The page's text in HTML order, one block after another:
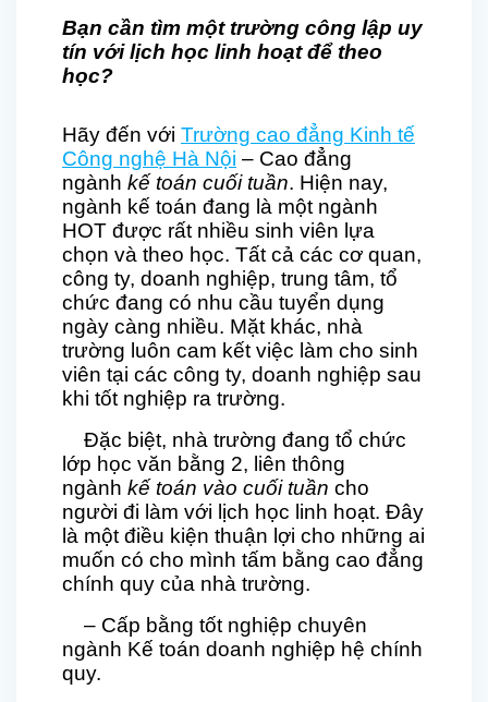
Bạn cần tìm một trường công lập uy
tín với lịch học linh hoạt đểtheo
học?
Hãy đến với Trường cao đẳng Kinh tế
Công nghệ Hà Nội – Cao đẳng
ngành kế toán cuối tuần. Hiện nay,
ngành kế toán đang là một ngành
HOT được rất nhiều sinh viên lựa
chọn và theo học. Tất cả các cơ quan,
công ty, doanh nghiệp, trung tâm, tổ
chức đang có nhu cầu tuyển dụng
ngày càng nhiều. Mặt khác, nhà
trường luôn cam kết việc làm cho sinh
viên tại các công ty, doanh nghiệp sau
khi tốt nghiệp ra trường.
Đặc biệt, nhà trường đang tổ chức
lớp học văn bằng 2, liên thông
ngành kế toán vào cuối tuần cho
người đi làm với lịch học linh hoạt. Đây
là một điều kiện thuận lợi cho những ai
muốn có cho mình tấm bằng cao đẳng
chính quy của nhà trường.
– Cấp bằng tốt nghiệp chuyên
ngành Kế toán doanh nghiệp hệ chính
quy.